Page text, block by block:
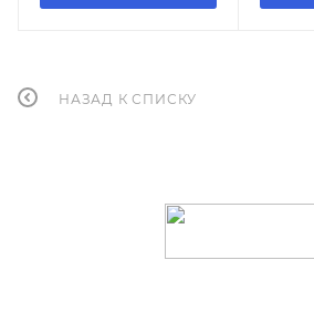
НАЗАД К СПИСКУ